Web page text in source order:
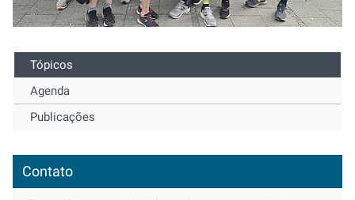
Tópicos
Agenda
Publicações
Contato